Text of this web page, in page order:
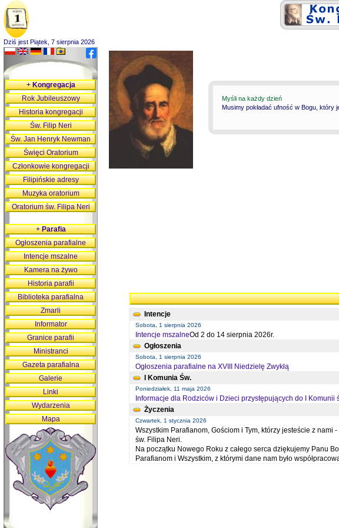
Dziś jest Piątek, 7 sierpnia 2026
Myśli na każdy dzień
Musimy pokładać ufność w Bogu, który
Intencje
Sobota, 1 sierpnia 2026
Intencje mszalneOd 2 do 14 sierpnia 2026r.
Ogłoszenia
Sobota, 1 sierpnia 2026
Ogłoszenia parafialne na XVIII Niedzielę Zwykłą
I Komunia Św.
Poniedziałek, 11 maja 2026
Informacje dla Rodziców i Dzieci przystępujących do I Komunii
Życzenia
Czwartek, 1 stycznia 2026
Wszystkim Parafianom, Gościom i Tym, którzy jesteście z nami
św. Filipa Neri.
Na początku Nowego Roku z całego serca dziękujemy Panu
Parafianom i Wszystkim, z którymi dane nam było
+Kongregacja
Rok Jubileuszowy
Historia kongregacji
Św. Filip Neri
Św. Jan Henryk Newman
Święci Oratorium
Członkowie kongregacji
Filipińskie adresy
Muzyka oratorium
Oratorium św. Filipa Neri
+Parafia
Ogłoszenia parafialne
Intencje mszalne
Kamera na żywo
Historia parafii
Biblioteka parafialna
Zmarli
Informator
Granice parafii
Ministranci
Gazeta parafialna
Galerie
Linki
Wydarzenia
Mapa